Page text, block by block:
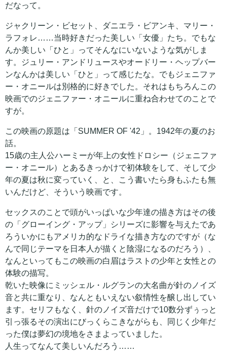
だなって。
ジャクリーン・ビセット、ダニエラ・ビアンキ、マリー・
ラフォレ……当時好きだった美しい「女優」たち。でもな
んか美しい「ひと」ってそんなにいないような気がしま
す。ジュリー・アンドリュースやオードリー・ヘップバー
ンなんかは美しい「ひと」って感じたな。でもジェニファ
ー・オニールは別格的に好きでした。それはもちろんこの
映画でのジェニファー・オニールに重ね合わせてのことで
すが。
この映画の原題は「SUMMER OF '42」。1942年の夏のお
話。
15歳の主人公ハーミーが年上の女性ドロシー（ジェニファ
ー・オニール）とあるきっかけで初体験をして、そして少
年の夏は秋に変っていく、と、こう書いたら身もふたも無
いんだけど、そういう映画です。
セックスのことで頭がいっぱいな少年達の描き方はその後
の「グローイング・アップ」シリーズに影響を与えたであ
ろういかにもアメリカ的なドライな描き方なのですが（な
んで同じテーマを日本人が描くと陰湿になるのだろう）、
なんといってもこの映画の白眉はラストの少年と女性との
体験の描写。
乾いた映像にミッシェル・ルグランの大名曲が針のノイズ
音と共に重なり、なんともいえない叙情性を醸し出してい
ます。セリフもなく、針のノイズ音だけで10数分ずぅっと
引っ張るその演出にびっくらこきながらも、同じく少年だ
った僕は夢幻の境地をさまよっていました。
人生ってなんて美しいんだろう……